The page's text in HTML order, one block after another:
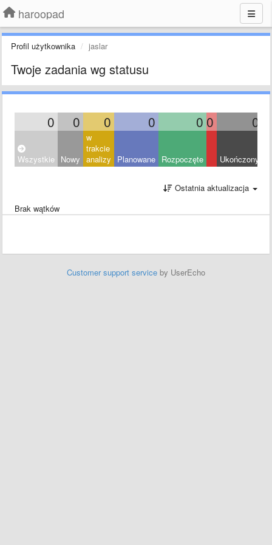
haroopad
Profil użytkownika jaslar
Twoje zadania wg statusu
0 0 0 0 0 0 0
Wszystkie Nowy
w
trakcie
analizy
Planowane Rozpoczęte Ukończony
Ostatnia aktualizacja
Brak wątków
Customer support service by UserEcho